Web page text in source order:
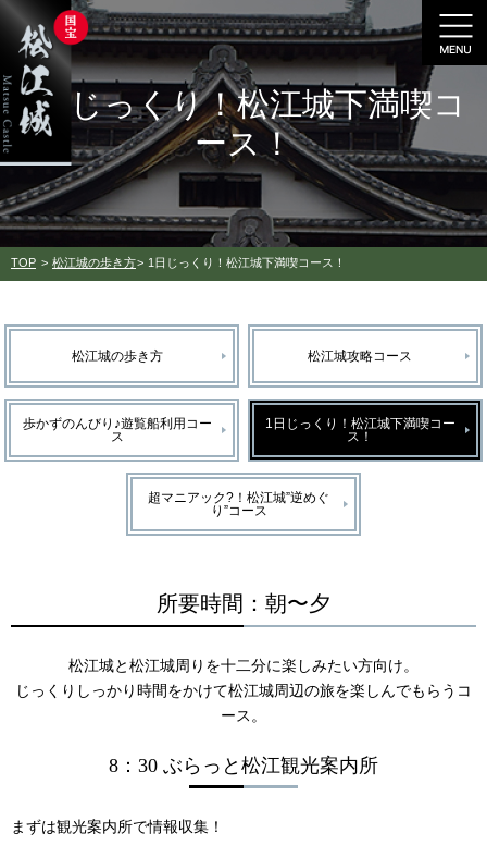
1日じっくり！松江城下満喫コ
ース！
TOP 松江城の歩き方 1日じっくり！松江城下満喫コース！
松江城の歩き方 松江城攻略コース
歩かずのんびり♪遊覧船利用コー
ス
1日じっくり！松江城下満喫コー
ス！
超マニアック?！松江城”逆めぐ
り”コース
所要時間：朝〜夕
松江城と松江城周りを十二分に楽しみたい方向け。
じっくりしっかり時間をかけて松江城周辺の旅を楽しんでもらうコ
ース。
8：30 ぶらっと松江観光案内所
まずは観光案内所で情報収集！